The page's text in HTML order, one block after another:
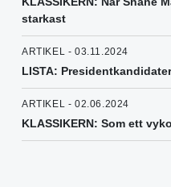
starkast
ARTIKEL - 03.11.2024
LISTA:
ARTIKEL - 02.06.2024
KLASSIKERN: Som ett